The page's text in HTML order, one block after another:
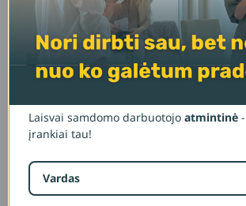
Laisvai samdomo darbuotojo atmintinė
įrankiai tau!